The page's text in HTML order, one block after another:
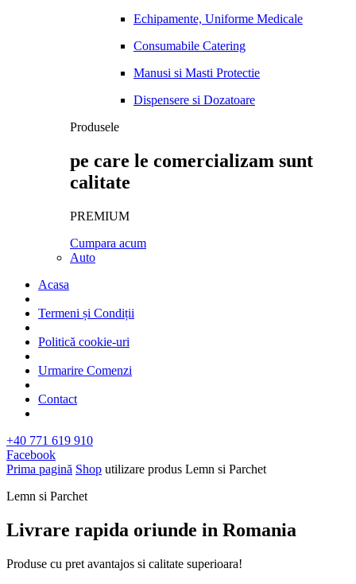
Echipamente, Uniforme Medicale
Consumabile Catering
Manusi si Masti Protectie
Dispensere si Dozatoare
Produsele
pe care le comercializam sunt
calitate
PREMIUM
Cumpara acum
Auto
Acasa
Termeni și Condiții
Politică cookie-uri
Urmarire Comenzi
Contact
+40 771 619 910
Facebook
Prima pagină Shop utilizare produs Lemn si Parchet
Lemn si Parchet
Livrare rapida oriunde in Romania​
Produse cu pret avantajos si calitate superioara!